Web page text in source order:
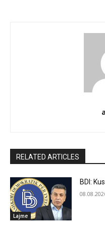
RELATED ARTICLES
Lajme
BDI: